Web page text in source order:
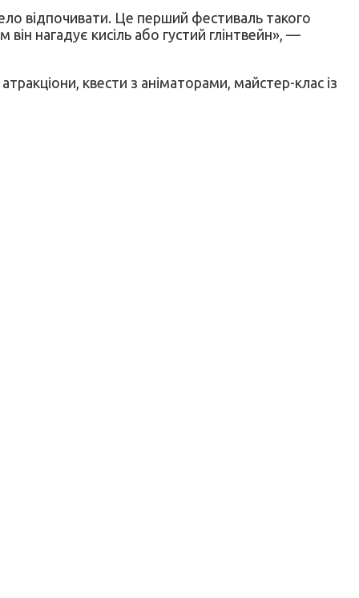
відпочивати. Це перший фестиваль такого
нагадує кисіль або густий глінтвейн», —
квести з аніматорами, майстер-клас із